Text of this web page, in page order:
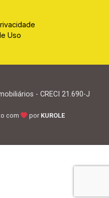
Uso
- CRECI 21.690-J
com por KUROLE